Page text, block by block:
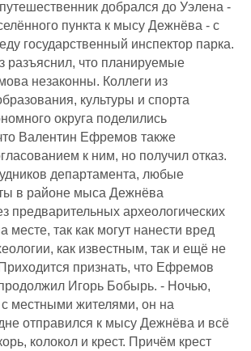
добрался до Уэлена -
пункта к мысу Дежнёва - с
государственный инспектор парка.
разъяснил, что планируемые
незаконны. Коллеги из
культуры и спорта
округа поделились
Валентин Ефремов также
к ним, но получил отказ.
департамента, любые
в районе мыса Дежнёва
предварительных археологических
месте, так как могут нанести вред
как известным, так и ещё не
признать, что Ефремов
Игорь Бобырь. - Ночью,
местными жителями, он на
отправился к мысу Дежнёва и всё
колокол и крест. Причём крест